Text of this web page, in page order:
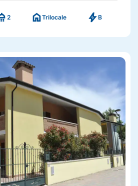
2 homeTrilocale boltB